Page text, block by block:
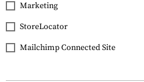
Marketing
StoreLocator
Mailchimp Connected Site